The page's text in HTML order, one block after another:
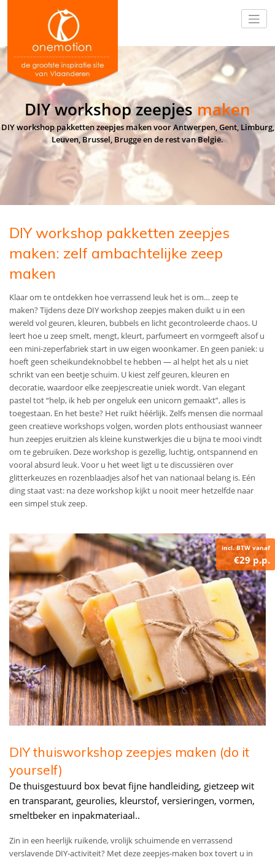
DIY workshop zeepjes maken
DIY workshop pakketten zeepjes maken voor Antwerpen, Gent, Limburg,
Leuven, Brussel, Brugge en de rest van België.
DIY workshop pakketten zeepjes
maken: zelf ambachtelijke zeep
maken
Klaar om te ontdekken hoe verrassend leuk het is om… zeep te
maken? Tijdens deze DIY workshop zeepjes maken duikt u in een
wereld vol geuren, kleuren, bubbels en licht gecontroleerde chaos. U
leert hoe u zeep smelt, mengt, kleurt, parfumeert en vormgeeft alsof u
een mini-zeperfabriek start in uw eigen woonkamer. En geen paniek: u
hoeft geen scheikundeknobbel te hebben — al helpt het als u niet
schrikt van een beetje schuim. U kiest zelf geuren, kleuren en
decoratie, waardoor elke zeepjescreatie uniek wordt. Van elegant
pastel tot “help, ik heb per ongeluk een unicorn gemaakt”, alles is
toegestaan. En het beste? Het ruikt héérlijk. Zelfs mensen die normaal
geen creatieve workshops volgen, worden plots enthousiast wanneer
hun zeepjes eruitzien als kleine kunstwerkjes die u bijna te mooi vindt
om te gebruiken. Deze workshop is gezellig, luchtig, ontspannend en
vooral absurd leuk. Voor u het weet ligt u te discussiëren over
glitterkeuzes en rozenblaadjes alsof het van nationaal belang is. Eén
ding staat vast: na deze workshop kijkt u nooit meer hetzelfde naar
een simpel stuk zeep.
incl. BTW vanaf
€29 p.p.
DIY thuisworkshop zeepjes maken (do it
yourself)
De thuisgestuurd box bevat fijne handleiding, gietzeep wit
en transparant, geurolies, kleurstof, versieringen, vormen,
smeltbeker en inpakmateriaal..
Zin in een heerlijk ruikende, vrolijk schuimende en verrassend
verslavende DIY-activiteit? Met deze zeepjes-maken box tovert u in